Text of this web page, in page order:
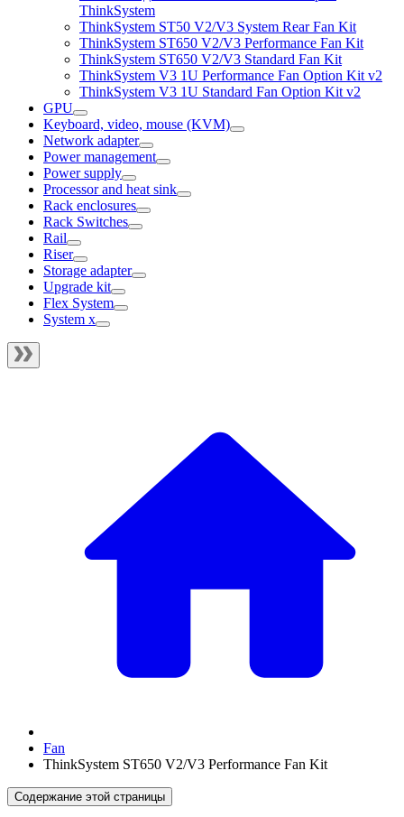
ThinkSystem
ThinkSystem ST50 V2/V3 System Rear Fan Kit
ThinkSystem ST650 V2/V3 Performance Fan Kit
ThinkSystem ST650 V2/V3 Standard Fan Kit
ThinkSystem V3 1U Performance Fan Option Kit v2
ThinkSystem V3 1U Standard Fan Option Kit v2
GPU
Keyboard, video, mouse (KVM)
Network adapter
Power management
Power supply
Processor and heat sink
Rack enclosures
Rack Switches
Rail
Riser
Storage adapter
Upgrade kit
Flex System
System x
Fan
ThinkSystem ST650 V2/V3 Performance Fan Kit
Содержание этой страницы